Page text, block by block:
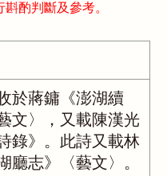
酌判斷及參考。
於蔣鏞《澎湖續
文〉，又載陳漢光
錄》。此詩又載林
廳志》〈藝文〉。